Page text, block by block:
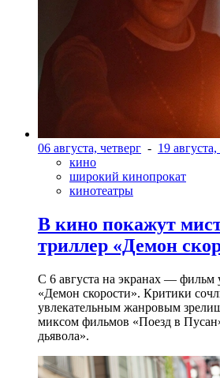
06 августа, четверг - 19 августа,
кино
широкий кинопрокат
кинотеатры
В кино покажут
триллер «Демон
С 6 августа на экранах —
«Демон скорости». Критики
увлекательным жанровым
миксом фильмов «Поезд в
дьявола».